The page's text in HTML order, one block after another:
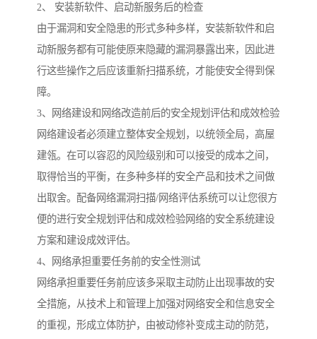
2、 安装新软件、启动新服务后的检查
由于漏洞和安全隐患的形式多种多样，安装新软件和启
动新服务都有可能使原来隐藏的漏洞暴露出来，因此进
行这些操作之后应该重新扫描系统，才能使安全得到保
障。
3、网络建设和网络改造前后的安全规划评估和成效检验
网络建设者必须建立整体安全规划，以统领全局，高屋
建瓴。在可以容忍的风险级别和可以接受的成本之间，
取得恰当的平衡，在多种多样的安全产品和技术之间做
出取舍。配备网络漏洞扫描/网络评估系统可以让您很方
便的进行安全规划评估和成效检验网络的安全系统建设
方案和建设成效评估。
4、网络承担重要任务前的安全性测试
网络承担重要任务前应该多采取主动防止出现事故的安
全措施，从技术上和管理上加强对网络安全和信息安全
的重视，形成立体防护，由被动修补变成主动的防范，